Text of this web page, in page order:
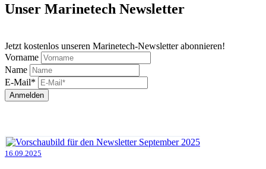
Unser Marinetech Newsletter
Jetzt kostenlos unseren Marinetech-Newsletter abonnieren!
Vorname
Name
E-Mail*
Anmelden
16.09.2025